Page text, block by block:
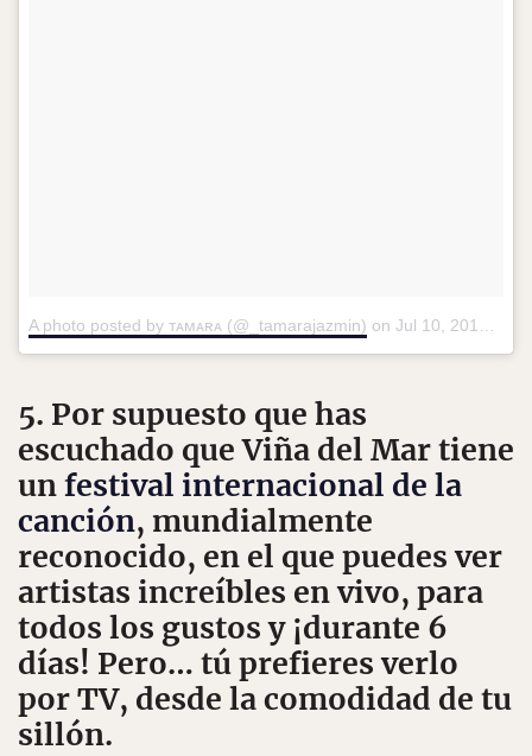
A photo posted by ᴛᴀᴍᴀʀᴀ (@_tamarajazmin) on Jul 10, 2016 at 2:13pm PDT
5. Por supuesto que has
escuchado que Viña del Mar tiene
unfestival internacional de la
canción, mundialmente
reconocido, en el que puedes ver
artistas increíbles en vivo, para
todos los gustos y ¡durante 6
días! Pero… tú prefieres verlo
por TV, desde la comodidad de tu
sillón.